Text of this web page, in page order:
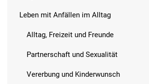
Leben mit Anfällen im Alltag
Alltag, Freizeit und Freunde
Partnerschaft und Sexualität
Vererbung und Kinderwunsch